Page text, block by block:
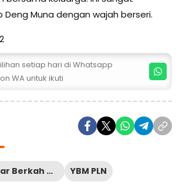
Muna dengan wajah berseri.
setiap hari di Whatsapp
WA untuk ikuti
Tebar Berkah Daging 1446H YBM PLN